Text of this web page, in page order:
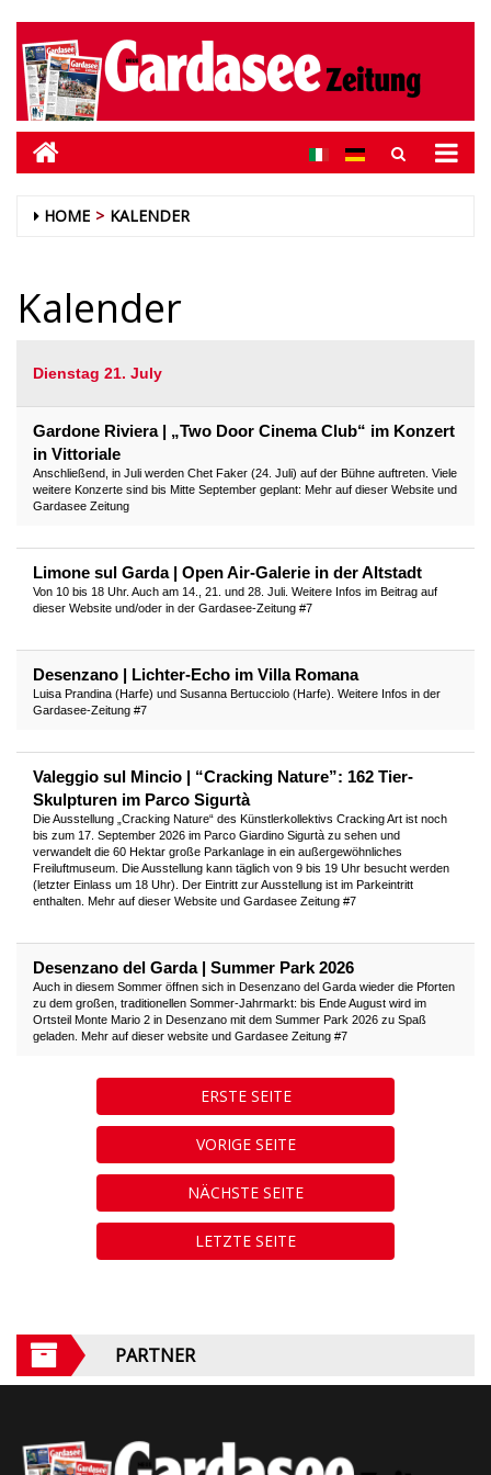
HOME KALENDER
Kalender
Dienstag 21. July
Gardone Riviera | „Two Door Cinema Club“ im Konzert
in Vittoriale
Anschließend, in Juli werden Chet Faker (24. Juli) auf der Bühne auftreten. Viele
weitere Konzerte sind bis Mitte September geplant: Mehr auf dieser Website und
Gardasee Zeitung
Limone sul Garda | Open Air-Galerie in der Altstadt
Von 10 bis 18 Uhr. Auch am 14., 21. und 28. Juli. Weitere Infos im Beitrag auf
dieser Website und/oder in der Gardasee-Zeitung #7
Desenzano | Lichter-Echo im Villa Romana
Luisa Prandina (Harfe) und Susanna Bertucciolo (Harfe). Weitere Infos in der
Gardasee-Zeitung #7
Valeggio sul Mincio | “Cracking Nature”: 162 Tier-
Skulpturen im Parco Sigurtà
Die Ausstellung „Cracking Nature“ des Künstlerkollektivs Cracking Art ist noch
bis zum 17. September 2026 im Parco Giardino Sigurtà zu sehen und
verwandelt die 60 Hektar große Parkanlage in ein außergewöhnliches
Freiluftmuseum. Die Ausstellung kann täglich von 9 bis 19 Uhr besucht werden
(letzter Einlass um 18 Uhr). Der Eintritt zur Ausstellung ist im Parkeintritt
enthalten. Mehr auf dieser Website und Gardasee Zeitung #7
Desenzano del Garda | Summer Park 2026
Auch in diesem Sommer öffnen sich in Desenzano del Garda wieder die Pforten
zu dem großen, traditionellen Sommer-Jahrmarkt: bis Ende August wird im
Ortsteil Monte Mario 2 in Desenzano mit dem Summer Park 2026 zu Spaß
geladen. Mehr auf dieser website und Gardasee Zeitung #7
ERSTE SEITE
VORIGE SEITE
NÄCHSTE SEITE
LETZTE SEITE
PARTNER